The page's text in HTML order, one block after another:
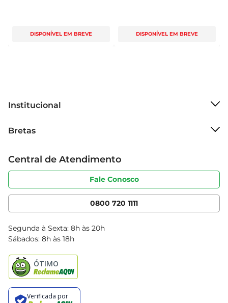
DISPONÍVEL EM BREVE DISPONÍVEL EM BREVE
Institucional
Grupo Cencosud
Sobre privacidade
Portal do fornecedor
Cencosud Media
Bretas
Produtos Bretas
Código de ética
Serviços
Clube Bretas
Blog Bretas
Black Friday
Central de Atendimento
Fale Conosco
0800 720 1111
Segunda à Sexta: 8h às 20h
Sábados: 8h às 18h